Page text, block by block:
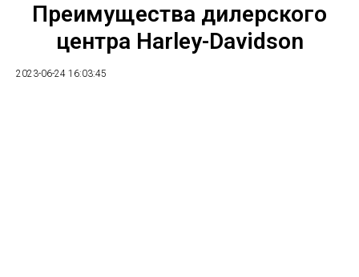
Преимущества дилерского
центра Harley-Davidson
2023-06-24 16:03:45